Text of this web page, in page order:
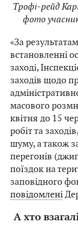
Трофі-рейд
фото
«За
встановленні
заході,
заходів щодо
масового
квітня до 15
робіт та
шуму, а також
перегонів
поїздок на
заповідного
повідомлені
А хто